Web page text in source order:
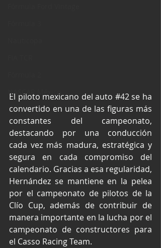
NASCAR México
El piloto mexicano del auto #42 se ha
convertido en una de las figuras más
constantes del campeonato,
destacando por una conducción
cada vez más madura, estratégica y
segura en cada compromiso del
calendario. Gracias a esa regularidad,
Hernández se mantiene en la pelea
por el campeonato de pilotos de la
Clío Cup, además de contribuir de
manera importante en la lucha por el
campeonato de constructores para
el Casso Racing Team.